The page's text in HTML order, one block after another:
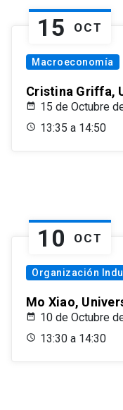
15 OCT
Macroeconomía
Cristina Griffa,
15 de Octubre
13:35 a 14:50
10 OCT
Organización
Mo Xiao,
10 de Octubre
13:30 a 14:30